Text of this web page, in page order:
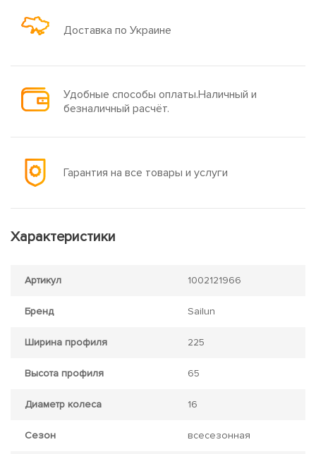
Доставка по Украине
Удобные способы оплаты.Наличный и
безналичный расчёт.
Гарантия на все товары и услуги
Характеристики
Артикул 1002121966
Бренд Sailun
Ширина профиля 225
Высота профиля 65
Диаметр колеса 16
Сезон всесезонная